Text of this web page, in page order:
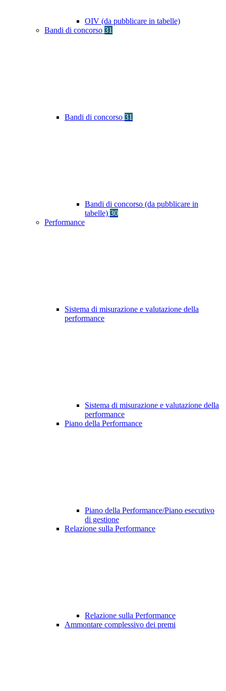
OIV (da pubblicare in tabelle)
Bandi di concorso 31
Bandi di concorso 31
Bandi di concorso (da pubblicare in
tabelle) 30
Performance
Sistema di misurazione e valutazione della
performance
Sistema di misurazione e valutazione della
performance
Piano della Performance
Piano della Performance/Piano esecutivo
di gestione
Relazione sulla Performance
Relazione sulla Performance
Ammontare complessivo dei premi